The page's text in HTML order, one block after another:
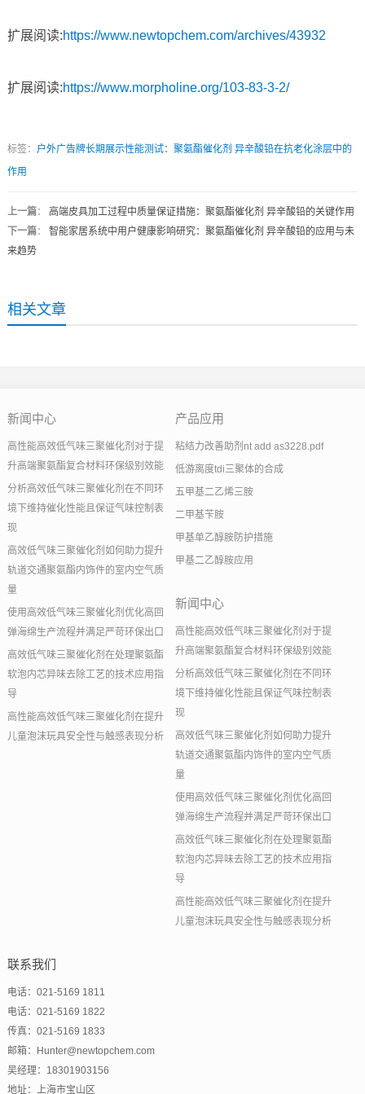
扩展阅读:https://www.newtopchem.com/archives/43932
扩展阅读:https://www.morpholine.org/103-83-3-2/
标签： 户外广告牌长期展示性能测试：聚氨酯催化剂 异辛酸铅在抗老化涂层中的
作用
上一篇： 高端皮具加工过程中质量保证措施：聚氨酯催化剂 异辛酸铅的关键作用
下一篇： 智能家居系统中用户健康影响研究：聚氨酯催化剂 异辛酸铅的应用与未
来趋势
相关文章
新闻中心
高性能高效低气味三聚催化剂对于提
升高端聚氨酯复合材料环保级别效能
分析高效低气味三聚催化剂在不同环
境下维持催化性能且保证气味控制表
现
高效低气味三聚催化剂如何助力提升
轨道交通聚氨酯内饰件的室内空气质
量
使用高效低气味三聚催化剂优化高回
弹海绵生产流程并满足严苛环保出口
高效低气味三聚催化剂在处理聚氨酯
软泡内芯异味去除工艺的技术应用指
导
高性能高效低气味三聚催化剂在提升
儿童泡沫玩具安全性与触感表现分析
产品应用
粘结力改善助剂nt add as3228.pdf
低游离度tdi三聚体的合成
五甲基二乙烯三胺
二甲基苄胺
甲基单乙醇胺防护措施
甲基二乙醇胺应用
新闻中心
高性能高效低气味三聚催化剂对于提
升高端聚氨酯复合材料环保级别效能
分析高效低气味三聚催化剂在不同环
境下维持催化性能且保证气味控制表
现
高效低气味三聚催化剂如何助力提升
轨道交通聚氨酯内饰件的室内空气质
量
使用高效低气味三聚催化剂优化高回
弹海绵生产流程并满足严苛环保出口
高效低气味三聚催化剂在处理聚氨酯
软泡内芯异味去除工艺的技术应用指
导
高性能高效低气味三聚催化剂在提升
儿童泡沫玩具安全性与触感表现分析
联系我们
电话：021-5169 1811
电话：021-5169 1822
传真：021-5169 1833
邮箱：Hunter@newtopchem.com
吴经理：18301903156
地址：上海市宝山区